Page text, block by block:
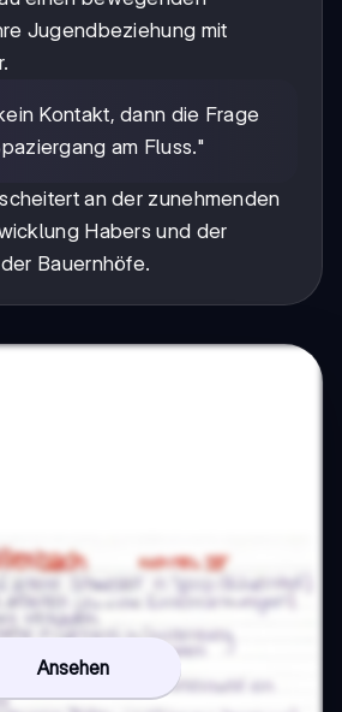
Jugendbeziehung mit
Kontakt, dann die Frage
am Fluss."
an der zunehmenden
Habers und der
Bauernhöfe.
Ansehen